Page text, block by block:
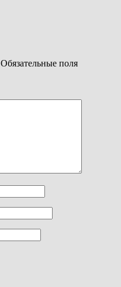
Обязательные поля